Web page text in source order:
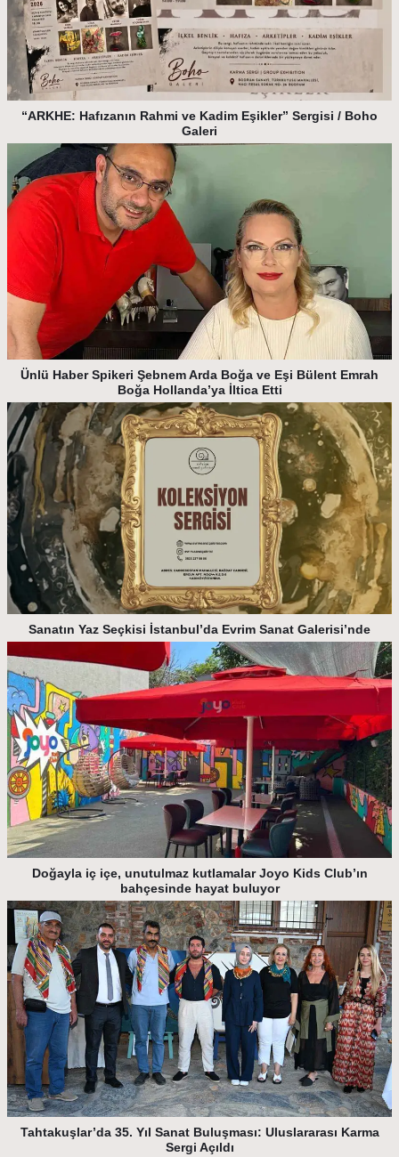
“ARKHE: Hafızanın Rahmi ve Kadim Eşikler” Sergisi / Boho
Galeri
Ünlü Haber Spikeri Şebnem Arda Boğa ve Eşi Bülent Emrah
Boğa Hollanda’ya İltica Etti
Sanatın Yaz Seçkisi İstanbul’da Evrim Sanat Galerisi’nde
Doğayla iç içe, unutulmaz kutlamalar Joyo Kids Club’ın
bahçesinde hayat buluyor
Tahtakuşlar’da 35. Yıl Sanat Buluşması: Uluslararası Karma
Sergi Açıldı